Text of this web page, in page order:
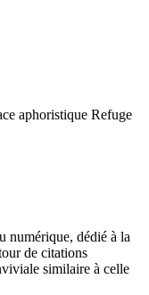
aphoristique Refuge
numérique, dédié à la
de citations
similaire à celle